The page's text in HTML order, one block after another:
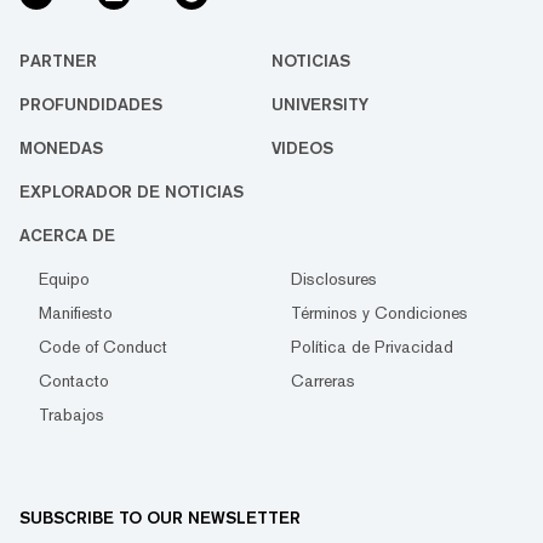
PARTNER NOTICIAS
PROFUNDIDADES UNIVERSITY
MONEDAS VIDEOS
EXPLORADOR DE NOTICIAS
ACERCA DE
Equipo
Disclosures
Manifiesto
Términos y Condiciones
Code of Conduct
Política de Privacidad
Contacto
Carreras
Trabajos
SUBSCRIBE TO OUR NEWSLETTER